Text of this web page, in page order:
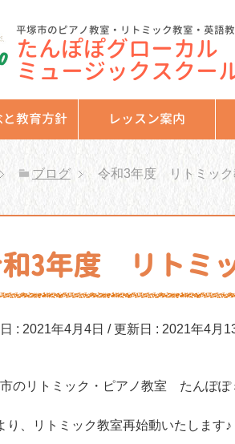
平塚市のピアノ教室・リトミック教室・英語
たんぽぽグローカル
ミュージックスクー
教育方針 レッスン案内
ブログ 令和3年度 リトミック
3年度 リトミ
: 2021年4月4日 / 更新日 : 2021年4月
のリトミック・ピアノ教室 たんぽぽ
り、リトミック教室再始動いたします♪